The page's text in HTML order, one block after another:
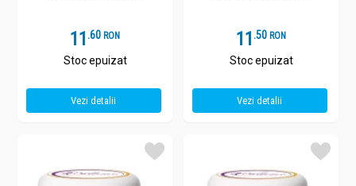
11 .6 RON
Stoc epuizat
Vezi detalii
11 .5 RON
Stoc epuizat
Vezi detalii